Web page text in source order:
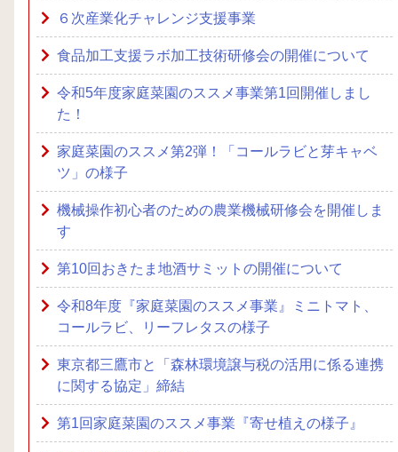
６次産業化チャレンジ支援事業
食品加工支援ラボ加工技術研修会の開催について
令和5年度家庭菜園のススメ事業第1回開催しまし
た！
家庭菜園のススメ第2弾！「コールラビと芽キャベ
ツ」の様子
機械操作初心者のための農業機械研修会を開催しま
す
第10回おきたま地酒サミットの開催について
令和8年度『家庭菜園のススメ事業』ミニトマト、
コールラビ、リーフレタスの様子
東京都三鷹市と「森林環境譲与税の活用に係る連携
に関する協定」締結
第1回家庭菜園のススメ事業『寄せ植えの様子』